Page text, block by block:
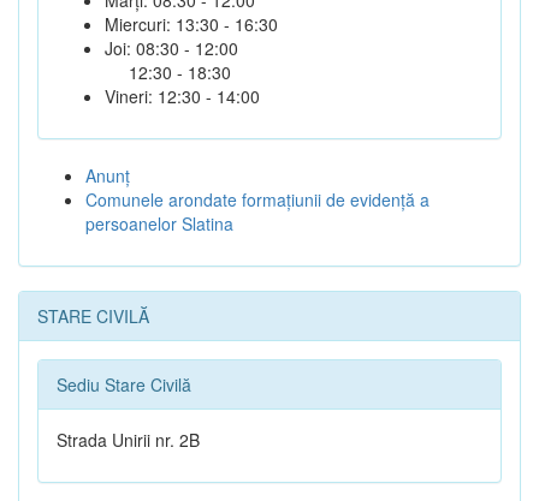
Miercuri: 13:30 - 16:30
Joi: 08:30 - 12:00
12:30 - 18:30
Vineri: 12:30 - 14:00
Anunţ
Comunele arondate formaţiunii de evidenţă a
persoanelor Slatina
STARE CIVILĂ
Sediu Stare Civilă
Strada Unirii nr. 2B